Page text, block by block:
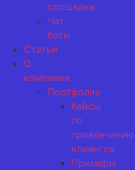
площадки
Чат
боты
Статьи
О
компании
Портфолио
Кейсы
по
привлечению
клиентов
Примеры